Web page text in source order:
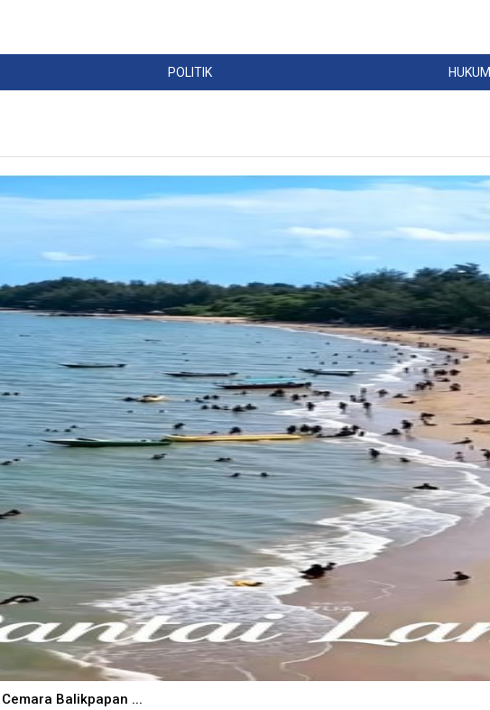
POLITIK HUKUM
Balikpapan ...